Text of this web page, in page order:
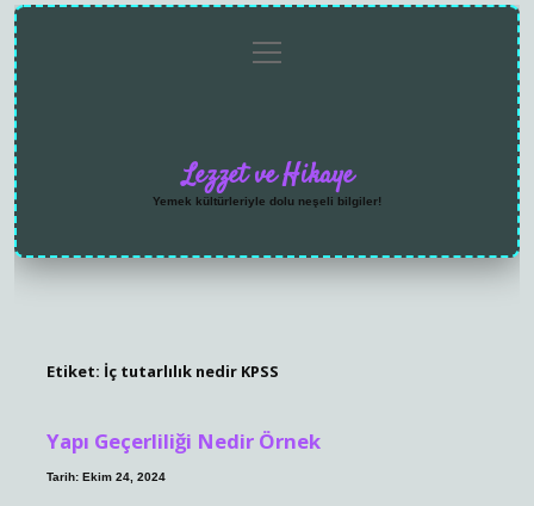
menüyü
aç
Lezzet ve Hikaye
Yemek kültürleriyle dolu neşeli bilgiler!
Etiket: İç tutarlılık nedir KPSS
Yapı Geçerliliği Nedir Örnek
Tarih: Ekim 24, 2024